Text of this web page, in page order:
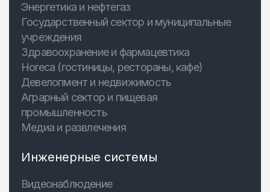
Энергетика и нефтегаз
Государственный сектор и муниципальные
учреждения
Здравоохранение и фармацевтика
Horeca (гостиницы, рестораны, кафе)
Девелопмент и недвижимость
Аграрный сектор и пищевая
промышленность
Медиа и развлечения
Инженерные системы
Видеонаблюдение